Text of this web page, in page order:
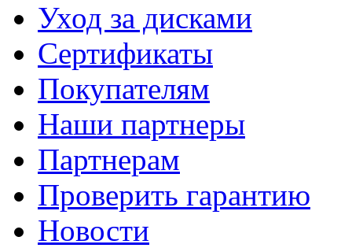
Уход за дисками
Сертификаты
Покупателям
Наши партнеры
Партнерам
Проверить гарантию
Новости